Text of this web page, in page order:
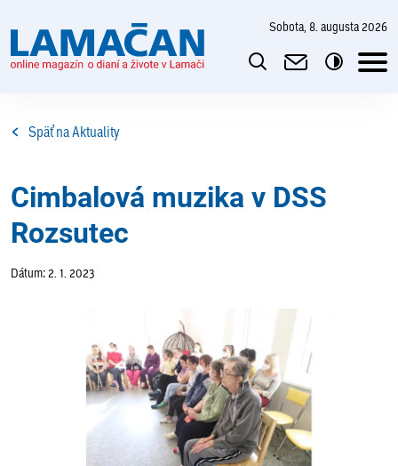
sobota, 8. augusta 2026
Späť na Aktuality
Cimbalová muzika v DSS
Rozsutec
Dátum: 2. 1. 2023